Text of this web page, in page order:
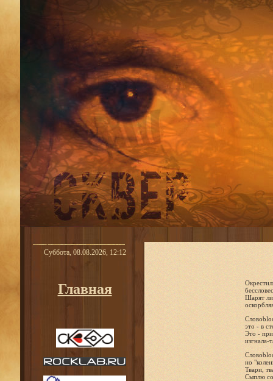
Суббота, 08.08.2026, 12:12
Главная
Шарят
это - в
Это -
изгнала-
но
Твари,
Сыплю